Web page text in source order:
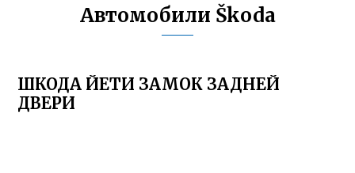
Автомобили Škoda
ШКОДА ЙЕТИ ЗАМОК ЗАДНЕЙ
ДВЕРИ